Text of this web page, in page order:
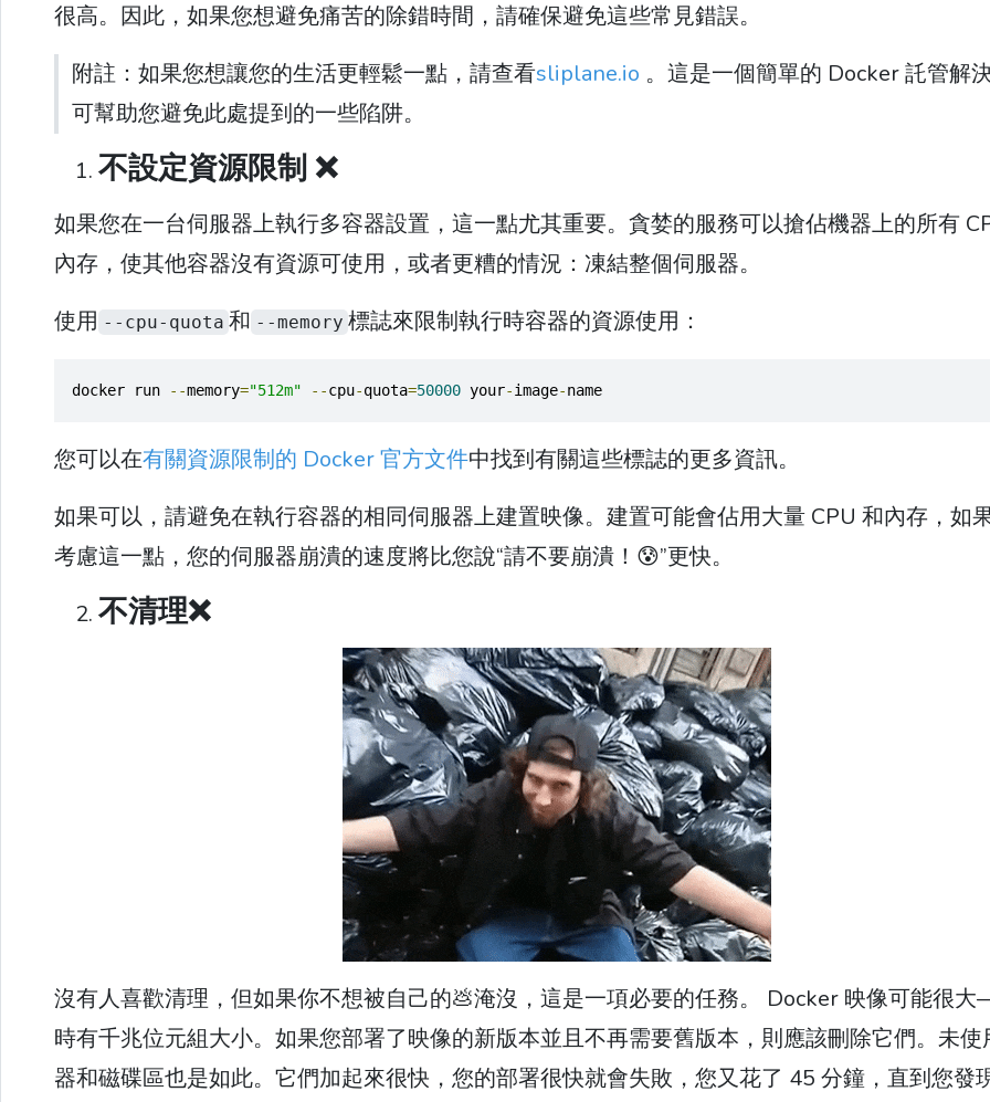
很高。因此，如果您想避免痛苦的除錯時間，請確保避免這些常見錯誤。
附註：如果您想讓您的生活更輕鬆一點，請查看sliplane.io 。這是一個簡單的 Docker 託管解
可幫助您避免此處提到的一些陷阱。
不設定資源限制 ❌
如果您在一台伺服器上執行多容器設置，這一點尤其重要。貪婪的服務可以搶佔機器上的所有
內存，使其他容器沒有資源可使用，或者更糟的情況：凍結整個伺服器。
使用 --cpu-quota 和 --memory 標誌來限制執行時容器的資源使用：
docker run --memory="512m" --cpu-quota=50000 your-image-name
您可以在有關資源限制的 Docker 官方文件中找到有關這些標誌的更多資訊。
如果可以，請避免在執行容器的相同伺服器上建置映像。建置可能會佔用大量 CPU 和內存，如
考慮這一點，您的伺服器崩潰的速度將比您說“請不要崩潰！😰”更快。
不清理❌
沒有人喜歡清理，但如果你不想被自己的💩淹沒，這是一項必要的任務。 Docker 映像可能很
時有千兆位元組大小。如果您部署了映像的新版本並且不再需要舊版本，則應該刪除它們。未使
器和磁碟區也是如此。它們加起來很快，您的部署很快就會失敗，您又花了 45 分鐘，直到您發